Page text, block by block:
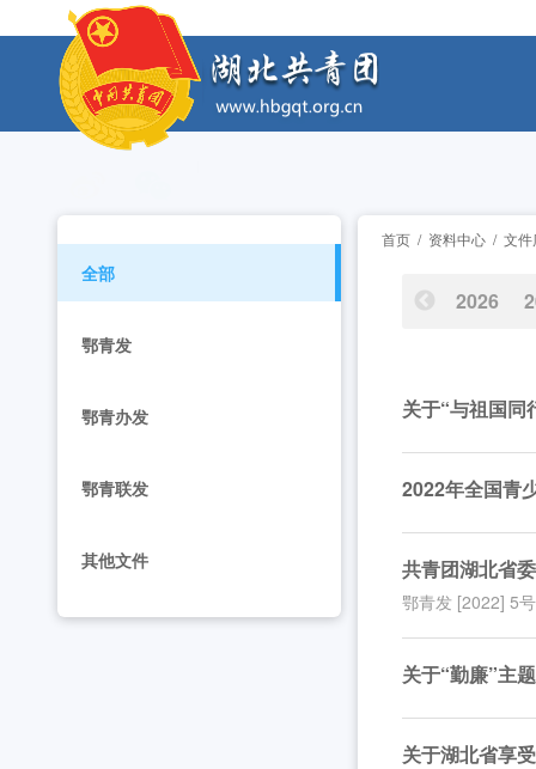
工作动态
2026年度中国青年五四奖章暨新时代青年
工作动态
全省中学团组织书记培训班举办 [2026-07-
2026年度中国青年五四奖章暨新时代青年
2026年“湖北工匠杯”技能大赛——全省青年
2026年湖北省大学生志愿服务西部计划志
全省中学团组织书记培训班举办 [2026-07-
2026年“创青春”湖北青年创新创业大赛乡
2026年度中国青年五四奖章暨新时代青年
全部
鄂青发
鄂青办发
鄂青联发
其他文件
首页 / 资料中心 / 文件
2026
关于“与祖国
2022年全国青
共青团湖北省
鄂青发 [2022] 5号
关于“勤廉”主
关于湖北省享